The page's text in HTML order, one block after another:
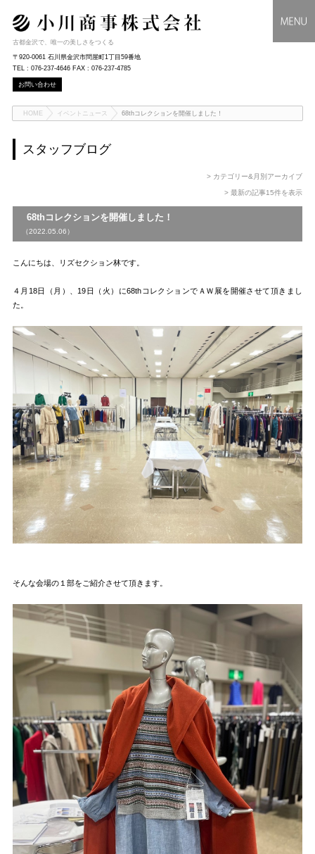
古都金沢で、唯一の美しさをつくる
〒920-0061 石川県金沢市問屋町1丁目59番地
TEL : 076-237-4646 FAX : 076-237-4785
お問い合わせ
HOME イベントニュース 68thコレクションを開催しました！
スタッフブログ
> カテゴリー&月別アーカイブ
> 最新の記事15件を表示
68thコレクションを開催しました！
（2022.05.06）
こんにちは、リズセクション林です。
４月18日（月）、19日（火）に68thコレクションでＡＷ展を開催させて頂きまし
た。
そんな会場の１部をご紹介させて頂きます。